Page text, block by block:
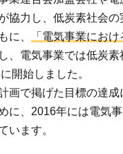
協力し、低炭素社会
に、
「電気事業にお
、電気事業では低炭素
開始しました。
画で掲げた目標の達
に、2016年には電気
います。